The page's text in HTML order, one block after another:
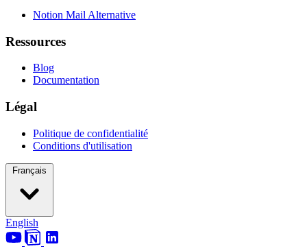
Notion Mail Alternative
Ressources
Blog
Documentation
Légal
Politique de confidentialité
Conditions d'utilisation
Français
English